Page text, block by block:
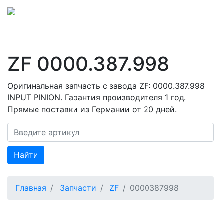
ZF 0000.387.998
Оригинальная запчасть с завода ZF: 0000.387.998
INPUT PINION. Гарантия производителя 1 год.
Прямые поставки из Германии от 20 дней.
Найти
Главная Запчасти ZF 0000387998